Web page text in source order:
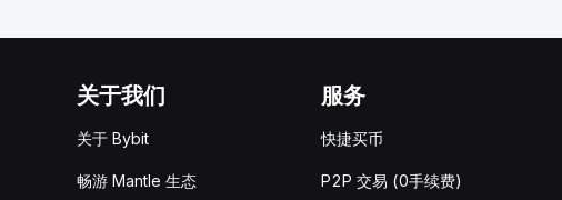
关于我们
关于 Bybit
畅游 Mantle 生态
服务
快捷买币
P2P 交易 (0手续费)